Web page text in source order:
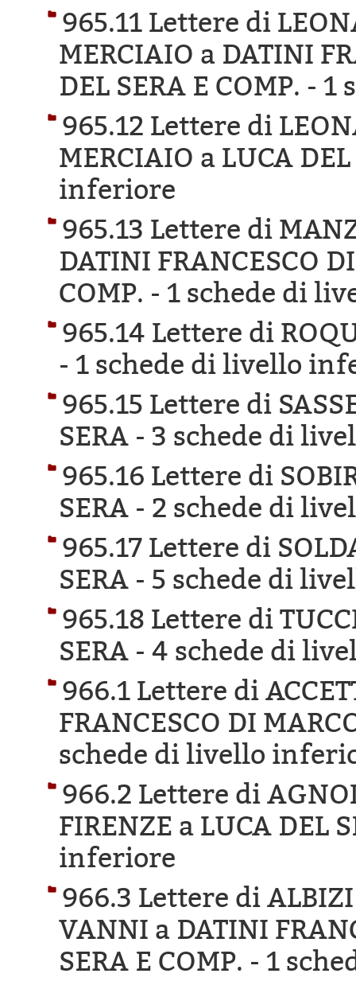
965.11 Lettere di
MERCIAIO a DATINI
DEL SERA E COMP. - 1
965.12 Lettere di
MERCIAIO a LUCA
inferiore
965.13 Lettere di
DATINI FRANCESCO
COMP. - 1 schede di
965.14 Lettere di
- 1 schede di livello
965.15 Lettere di
SERA - 3 schede di
965.16 Lettere di
SERA - 2 schede di
965.17 Lettere di
SERA - 5 schede di
965.18 Lettere di
SERA - 4 schede di
966.1 Lettere di
FRANCESCO DI
schede di livello
966.2 Lettere di
FIRENZE a LUCA DEL
inferiore
966.3 Lettere di
VANNI a DATINI
SERA E COMP. - 1